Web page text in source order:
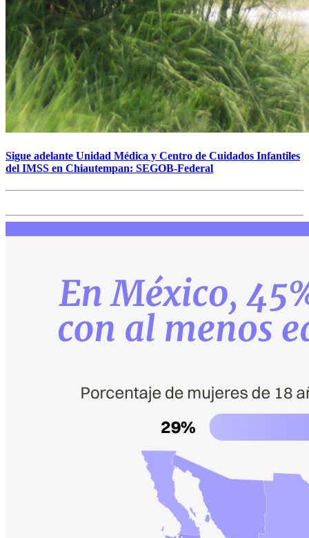
Sigue adelante Unidad Médica y Centro de Cuidados Infantiles
del IMSS en Chiautempan: SEGOB-Federal